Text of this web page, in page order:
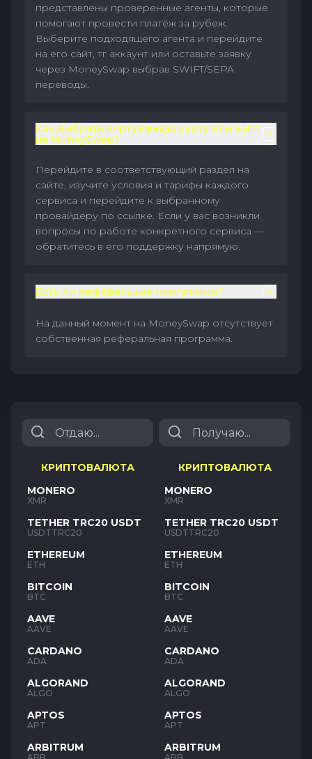
представлены проверенные агенты, которые
помогают провести платёж за рубеж.
Выберите подходящего агента и перейдите
на его сайт, тг аккаунт или оставьте заявку
через MoneySwap выбрав SWIFT/SEPA
переводы.
Как выбрать виртуальную карту или eSIM
на MoneySwap?
Перейдите в соответствующий раздел на
сайте, изучите условия и тарифы каждого
сервиса и перейдите к выбранному
провайдеру по ссылке. Если у вас возникли
вопросы по работе конкретного сервиса —
обратитесь в его поддержку напрямую.
Есть ли реферальные программы?
На данный момент на MoneySwap отсутствует
собственная реферальная программа.
КРИПТОВАЛЮТА
MONERO
XMR
TETHER TRC20 USDT
USDTTRC20
ETHEREUM
ETH
BITCOIN
BTC
AAVE
AAVE
CARDANO
ADA
ALGORAND
ALGO
APTOS
APT
ARBITRUM
КРИПТОВАЛЮТА
MONERO
XMR
TETHER TRC20 USDT
USDTTRC20
ETHEREUM
ETH
BITCOIN
BTC
AAVE
AAVE
CARDANO
ADA
ALGORAND
ALGO
APTOS
APT
ARBITRUM